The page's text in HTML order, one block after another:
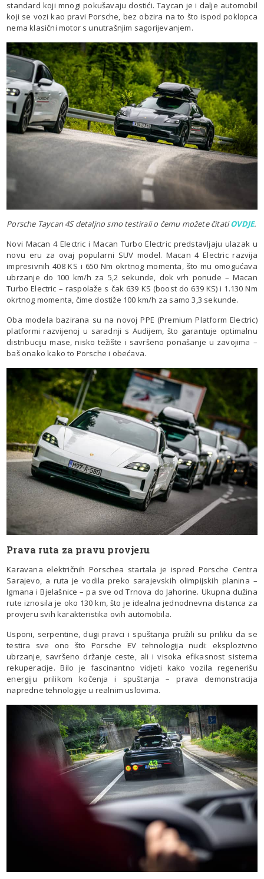
standard koji mnogi pokušavaju dostići. Taycan je i dalje automobil
koji se vozi kao pravi Porsche, bez obzira na to što ispod poklopca
nema klasični motor s unutrašnjim sagorijevanjem.
Porsche Taycan 4S detaljno smo testirali o čemu možete čitatiOVDJE.
Novi Macan 4 Electric i Macan Turbo Electric predstavljaju ulazak u
novu eru za ovaj popularni SUV model. Macan 4 Electric razvija
impresivnih 408 KS i 650 Nm okrtnog momenta, što mu omogućava
ubrzanje do 100 km/h za 5,2 sekunde, dok vrh ponude – Macan
Turbo Electric – raspolaže s čak 639 KS (boost do 639 KS) i 1.130 Nm
okrtnog momenta, čime dostiže 100 km/h za samo 3,3 sekunde.
Oba modela bazirana su na novoj PPE (Premium Platform Electric)
platformi razvijenoj u saradnji s Audijem, što garantuje optimalnu
distribuciju mase, nisko težište i savršeno ponašanje u zavojima –
baš onako kako to Porsche i obećava.
Prava ruta za pravu provjeru
Karavana električnih Porschea startala je ispred Porsche Centra
Sarajevo, a ruta je vodila preko sarajevskih olimpijskih planina –
Igmana i Bjelašnice – pa sve od Trnova do Jahorine. Ukupna dužina
rute iznosila je oko 130 km, što je idealna jednodnevna distanca za
provjeru svih karakteristika ovih automobila.
Usponi, serpentine, dugi pravci i spuštanja pružili su priliku da se
testira sve ono što Porsche EV tehnologija nudi: eksplozivno
ubrzanje, savršeno držanje ceste, ali i visoka efikasnost sistema
rekuperacije. Bilo je fascinantno vidjeti kako vozila regenerišu
energiju prilikom kočenja i spuštanja – prava demonstracija
napredne tehnologije u realnim uslovima.